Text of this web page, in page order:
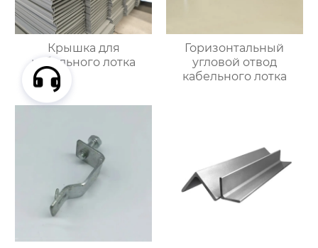
Крышка для
кабельного лотка
Горизонтальный
угловой отвод
кабельного лотка